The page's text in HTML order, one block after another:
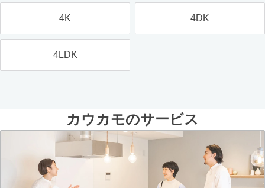
4K 4DK
4LDK
カウカモのサービス